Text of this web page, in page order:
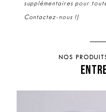
supplémentaires pour
Contactez-nous !)
NOS